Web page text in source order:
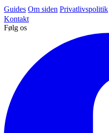
Guides Om siden Privatlivspolitik
Kontakt
Følg os